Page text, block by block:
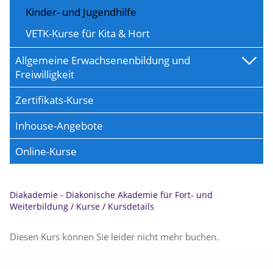
Kinder- und Jugendhilfe
VETK-Kurse für Kita & Hort
Allgemeine Erwachsenenbildung und
Freiwilligkeit
Zertifikats-Kurse
Inhouse-Angebote
Online-Kurse
Diakademie - Diakonische Akademie für Fort- und
Weiterbildung / Kurse / Kursdetails
Diesen Kurs können Sie leider nicht mehr buchen.